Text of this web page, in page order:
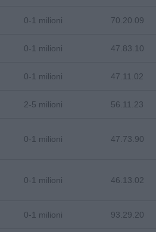
0-1 milioni 70.20.09
0-1 milioni 47.83.10
0-1 milioni 47.11.02
2-5 milioni 56.11.23
0-1 milioni 47.73.90
0-1 milioni 46.13.02
0-1 milioni 93.29.20